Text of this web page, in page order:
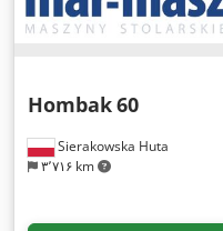
Sierakowska Huta
۳٬۷۱۶ km
Hombak60